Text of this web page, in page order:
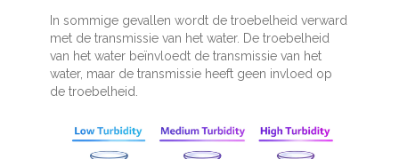
In sommige gevallen wordt de troebelheid verward
met de transmissie van het water. De troebelheid
van het water beïnvloedt de transmissie van het
water, maar de transmissie heeft geen invloed op
de troebelheid.